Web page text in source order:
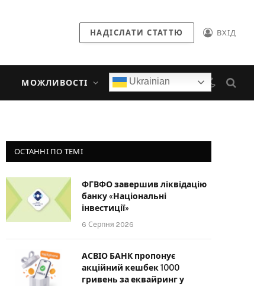
НАДІСЛАТИ СТАТТЮ ВХІД
МОЖЛИВОСТІ Ukrainian
ОСТАННІ ПО ТЕМІ
ФГВФО завершив ліквідацію
банку «Національні
інвестиції»
6 Серпня 2026
АСВІО БАНК пропонує
акційний кешбек 1000
гривень за еквайринг у